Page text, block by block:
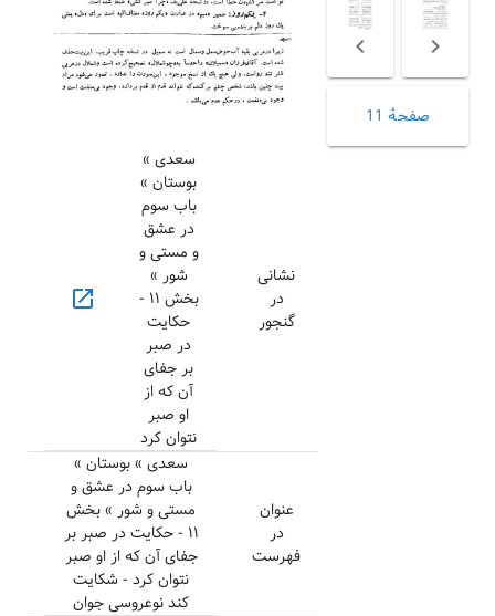
صفحهٔ 11
نشانی
در
گنجور
سعدی »
بوستان »
باب سوم
در عشق
و مستی و
شور »
بخش ۱۱ -
حکایت
در صبر
بر جفای
آن که از
او صبر
نتوان کرد
open_in_new
عنوان
در
فهرست
سعدی » بوستان »
باب سوم در عشق و
مستی و شور » بخش
۱۱ - حکایت در صبر بر
جفای آن که از او صبر
نتوان کرد - شکایت
کند نوعروسی جوان